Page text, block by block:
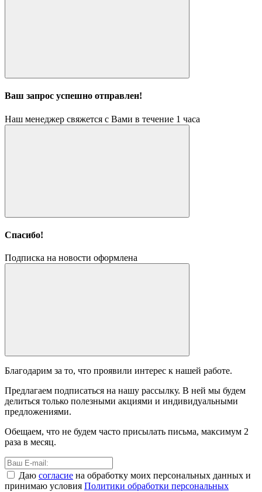
Ваш запрос успешно отправлен!
Наш менеджер свяжется с Вами в течение 1 часа
Спасибо!
Подписка на новости оформлена
Благодарим за то, что проявили интерес к нашей работе.
Предлагаем подписаться на нашу рассылку. В ней мы будем
делиться только полезными акциями и индивидуальными
предложениями.
Обещаем, что не будем часто присылать письма, максимум 2
раза в месяц.
Даю согласие на обработку моих персональных данных и
принимаю условия Политики обработки персональных